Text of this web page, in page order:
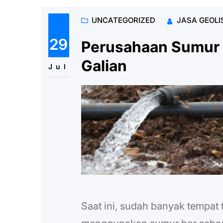
29
Jul
UNCATEGORIZED JASA
Perusahaan
Galian
Saat ini, sudah banyak